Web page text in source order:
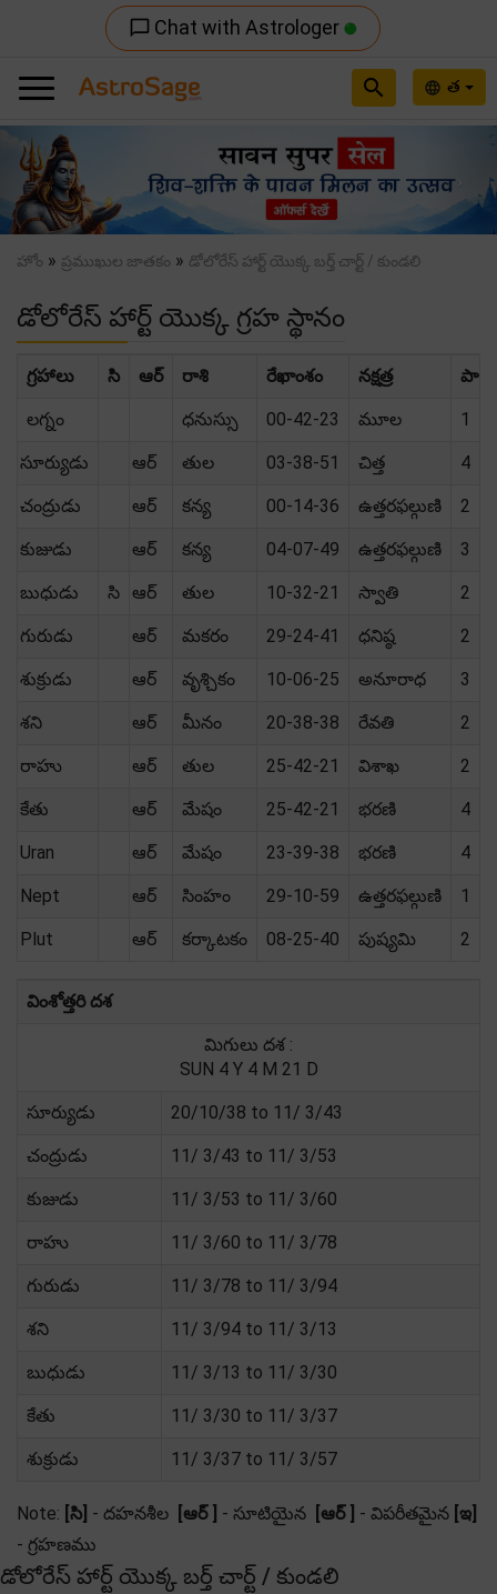
chat_bubble_outline Chat with Astrologer
language త
search
Previous
హోం » ప్రముఖుల జాతకం » డోలోరేస్ హార్ట్ యొక్క బర్త్ చార్ట్ / కుండలి
డోలోరేస్ హార్ట్ యొక్క గ్రహ స్థానం
గ్రహాలు సి ఆర్ రాశి రేఖాంశం నక్షత్ర
లగ్నం ధనుస్సు 00-42-23 మూల 1
సూర్యుడు ఆర్ తుల 03-38-51 చిత్త 4
చంద్రుడు ఆర్ కన్య 00-14-36 ఉత్తరఫల్గుణి 2
కుజుడు ఆర్ కన్య 04-07-49 ఉత్తరఫల్గుణి 3
బుధుడు సి ఆర్ తుల 10-32-21 స్వాతి 2
గురుడు ఆర్ మకరం 29-24-41 ధనిష్ఠ 2
శుక్రుడు ఆర్ వృశ్చికం 10-06-25 అనూరాధ 3
శని ఆర్ మీనం 20-38-38 రేవతి 2
రాహు ఆర్ తుల 25-42-21 విశాఖ 2
కేతు ఆర్ మేషం 25-42-21 భరణి 4
Uran ఆర్ మేషం 23-39-38 భరణి 4
Nept ఆర్ సింహం 29-10-59 ఉత్తరఫల్గుణి 1
Plut ఆర్ కర్కాటకం 08-25-40 పుష్యమి 2
వింశోత్తరి దశ
మిగులు దశ :
SUN 4 Y 4 M 21 D
సూర్యుడు 20/10/38 to 11/ 3/43
చంద్రుడు 11/ 3/43 to 11/ 3/53
కుజుడు 11/ 3/53 to 11/ 3/60
రాహు 11/ 3/60 to 11/ 3/78
గురుడు 11/ 3/78 to 11/ 3/94
శని 11/ 3/94 to 11/ 3/13
బుధుడు 11/ 3/13 to 11/ 3/30
కేతు 11/ 3/30 to 11/ 3/37
శుక్రుడు 11/ 3/37 to 11/ 3/57
Note: [సి] - దహనశీల [ఆర్ ] - సూటియైన [ఆర్ ] - విపరీతమైన [ఇ]
- గ్రహణము
డోలోరేస్ హార్ట్ యొక్క బర్త్ చార్ట్ / కుండలి